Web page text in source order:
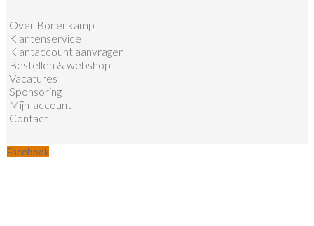
Over Bonenkamp
Klantenservice
Klantaccount aanvragen
Bestellen & webshop
Vacatures
Sponsoring
Mijn-account
Contact
Facebook